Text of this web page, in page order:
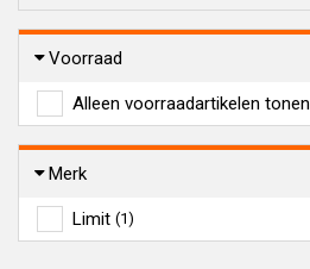
Voorraad
Alleen voorraadartikelen tonen
Merk
Limit (1)